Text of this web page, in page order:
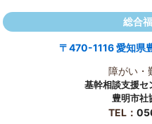
総合
〒470-1116 愛知県
障がい・
基幹相談支援セ
豊明市社
TEL：